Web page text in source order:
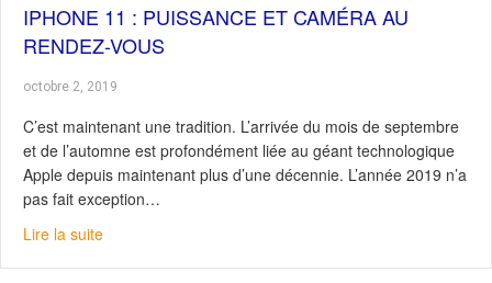
IPHONE 11 : PUISSANCE ET CAMÉRA AU
RENDEZ-VOUS
octobre 2, 2019
C’est maintenant une tradition. L’arrivée du mois de septembre
et de l’automne est profondément liée au géant technologique
Apple depuis maintenant plus d’une décennie. L’année 2019 n’a
pas fait exception…
Lire la suiteabout iPhone 11 : Puissance et caméra au rendez-vous